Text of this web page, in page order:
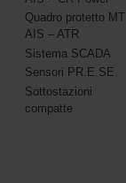
Quadro protetto MT
AIS – ATR
Sistema SCADA
Sensori PR.E.SE.
Sottostazioni
compatte